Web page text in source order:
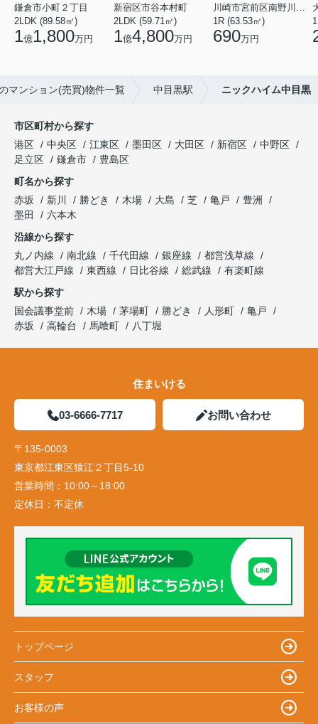
鎌倉市小町２丁目
2LDK (89.58㎡)
1億1,800万円
新宿区市谷本村町
2LDK (59.71㎡)
1億4,800万円
川崎市宮前区南野川３丁目
1R (63.53㎡)
690万円
マンション(売買)物件一覧 中目黒駅 ニックハイム中目黒
市区町村から探す
港区
中央区 江東区 墨田区 大田区 新宿区
中野区
足立区
鎌倉市
豊島区
町名から探す
赤坂
新川 勝どき 木場 大島 芝 亀戸
豊洲
墨田
六本木
沿線から探す
丸ノ内線
南北線 千代田線 銀座線
都営浅草線
都営大江戸線
東西線 日比谷線 総武線
有楽町線
駅から探す
国会議事堂前
木場 茅場町 勝どき 人形町
亀戸
赤坂
高輪台 馬喰町 八丁堀
住まいける
03-6666-7717 お問い合わせ
〒135-0003
東京都江東区猿江２丁目5-10
営業時間： 10:00～18:00
定休日： 不定休
トップページ
スタッフ
お客様の声